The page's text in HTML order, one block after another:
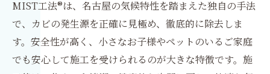
MIST工法®は、名古屋の気候特性を踏まえた独自の手法
で、カビの発生源を正確に見極め、徹底的に除去しま
す。安全性が高く、小さなお子様やペットのいるご家庭
でも安心して施工を受けられるのが大きな特徴です。施